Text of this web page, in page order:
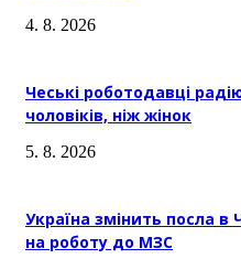
4. 8. 2026
Чеські роботодавці
чоловіків, ніж жінок
5. 8. 2026
Україна змінить посла в
на роботу до МЗС